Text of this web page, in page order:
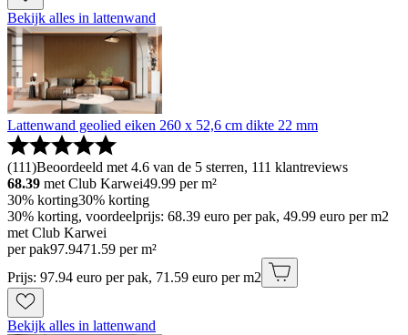
Bekijk alles in lattenwand
Lattenwand geolied eiken 260 x 52,6 cm dikte 22 mm
(111)Beoordeeld met 4.6 van de 5 sterren, 111 klantreviews
68.39 met Club Karwei49.99 per m²
30% korting30% korting
30% korting, voordeelprijs: 68.39 euro per pak, 49.99 euro per m2
met Club Karwei
per pak97.9471.59 per m²
Prijs: 97.94 euro per pak, 71.59 euro per m2
Bekijk alles in lattenwand